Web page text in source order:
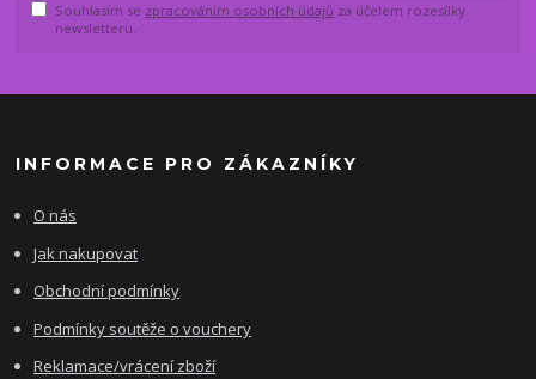
Souhlasím se zpracováním osobních údajů za účelem rozesílky
newsletteru.
INFORMACE PRO ZÁKAZNÍKY
O nás
Jak nakupovat
Obchodní podmínky
Podmínky soutěže o vouchery
Reklamace/vrácení zboží